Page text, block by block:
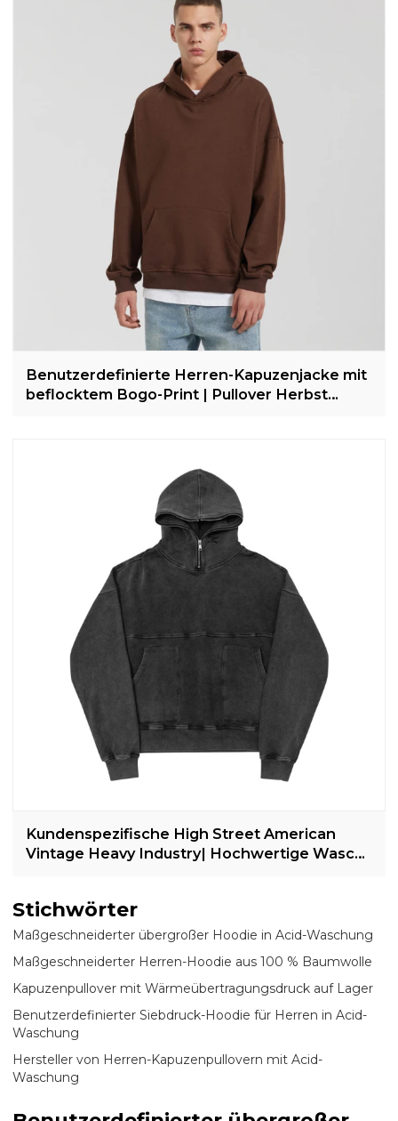
Benutzerdefinierte Herren-Kapuzenjacke mit
beflocktem Bogo-Print | Pullover Herbst
Kundenspezifische High Street American
Vintage Heavy Industry| Hochwertige Wasch-
Stichwörter
Maßgeschneiderter übergroßer Hoodie in Acid-Waschung
Maßgeschneiderter Herren-Hoodie aus 100 % Baumwolle
Kapuzenpullover mit Wärmeübertragungsdruck auf Lager
Benutzerdefinierter Siebdruck-Hoodie für Herren in Acid-
Waschung
Hersteller von Herren-Kapuzenpullovern mit Acid-
Waschung